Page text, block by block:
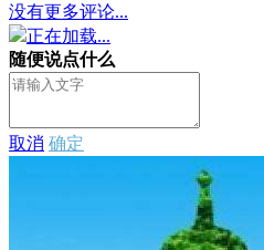
没有更多评论...
正在加载...
随便说点什么
取消 确定